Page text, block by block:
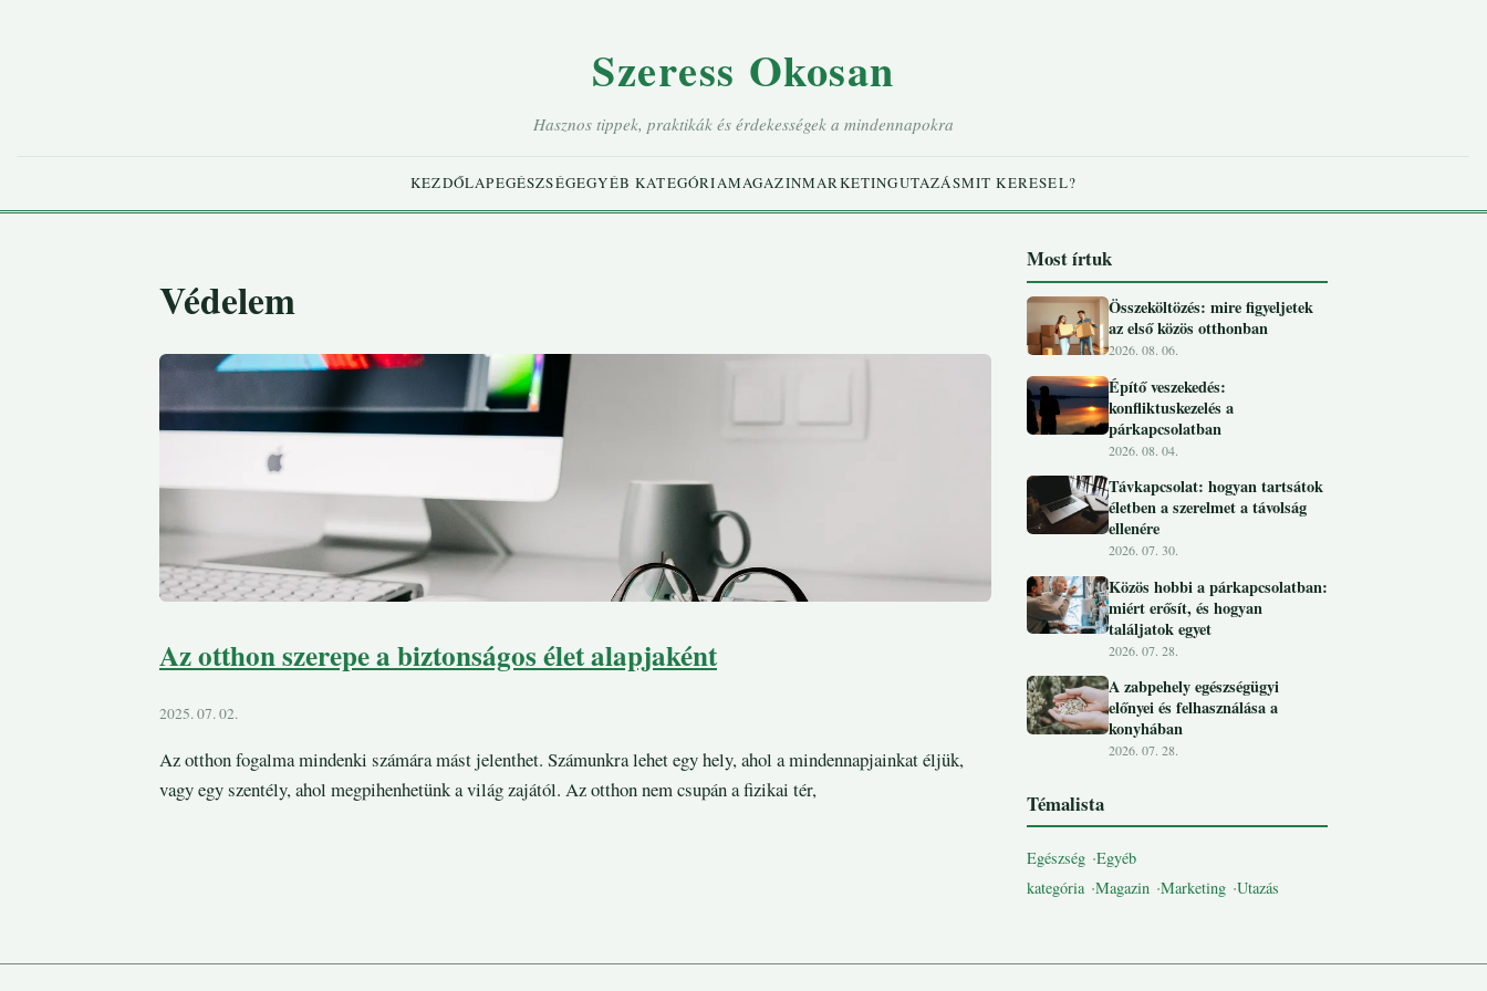
Szeress Okosan
Hasznos tippek, praktikák és érdekességek a mindennapokra
KEZDŐLAPEGÉSZSÉGEGYÉB KATEGÓRIAMAGAZINMARKETINGUTAZÁSMIT KERESEL?
Védelem
Az otthon szerepe a biztonságos élet alapjaként
2025. 07. 02.
Az otthon fogalma mindenki számára mást jelenthet. Számunkra lehet egy hely, ahol a mindennapjainkat éljük,
vagy egy szentély, ahol megpihenhetünk a világ zajától. Az otthon nem csupán a fizikai tér,
Most írtuk
Összeköltözés: mire figyeljetek
az első közös otthonban
2026. 08. 06.
Építő veszekedés:
konfliktuskezelés a
párkapcsolatban
2026. 08. 04.
Távkapcsolat: hogyan tartsátok
életben a szerelmet a távolság
ellenére
2026. 07. 30.
Közös hobbi a párkapcsolatban:
miért erősít, és hogyan
találjatok egyet
2026. 07. 28.
A zabpehely egészségügyi
előnyei és felhasználása a
konyhában
2026. 07. 28.
Témalista
Egészség Egyéb
kategória Magazin Marketing Utazás